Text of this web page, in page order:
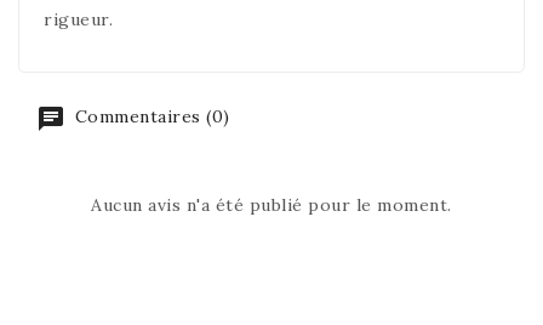
rigueur.
Commentaires (0)
Aucun avis n'a été publié pour le moment.